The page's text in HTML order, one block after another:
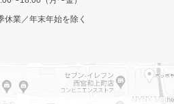
業／年末年始を除く